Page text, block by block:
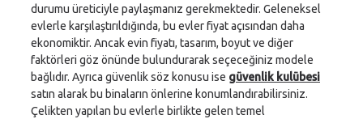
durumu üreticiyle paylaşmanız gerekmektedir. Geleneksel
evlerle karşılaştırıldığında, bu evler fiyat açısından daha
ekonomiktir. Ancak evin fiyatı, tasarım, boyut ve diğer
faktörleri göz önünde bulundurarak seçeceğiniz modele
bağlıdır. Ayrıca güvenlik söz konusu ise güvenlik kulübesi
satın alarak bu binaların önlerine konumlandırabilirsiniz.
Çelikten yapılan bu evlerle birlikte gelen temel